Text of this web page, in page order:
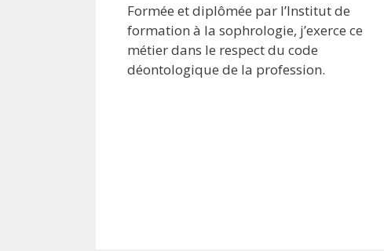
Formée et diplômée par l’Institut de
formation à la sophrologie, j’exerce ce
métier dans le respect du code
déontologique de la profession.